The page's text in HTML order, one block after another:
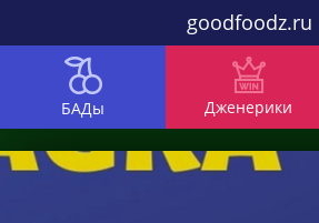
goodfoodz.ru
БАДы Дженерики